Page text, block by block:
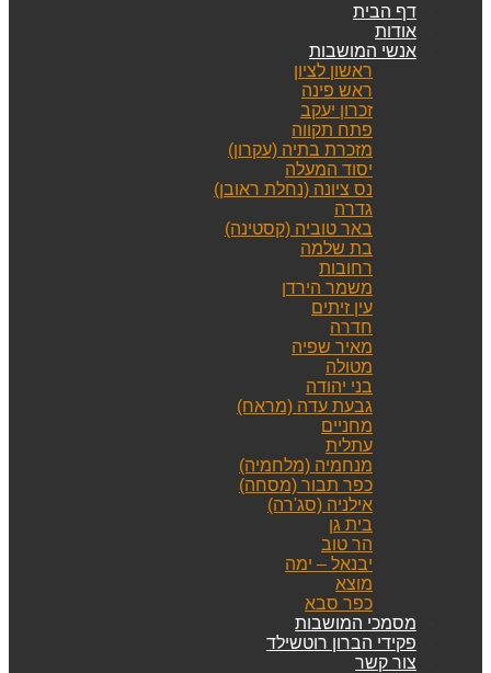
דף הבית
אודות
אנשי המושבות
ראשון לציון
ראש פינה
זכרון יעקב
פתח תקווה
מזכרת בתיה (עקרון)
יסוד המעלה
נס ציונה (נחלת ראובן)
גדרה
באר טוביה (קסטינה)
בת שלמה
רחובות
משמר הירדן
עין זיתים
חדרה
מאיר שפיה
מטולה
בני יהודה
גבעת עדה (מראח)
מחניים
עתלית
מנחמיה (מלחמיה)
כפר תבור (מסחה)
אילניה (סג'רה)
בית גן
הר טוב
יבנאל – ימה
מוצא
כפר סבא
מסמכי המושבות
פקידי הברון רוטשילד
צור קשר